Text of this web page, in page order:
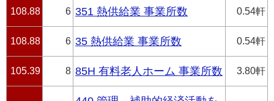
108.88 6 351 熱供給業 事業所数 0.54軒
108.88 6 35 熱供給業 事業所数 0.54軒
105.39 8 85H 有料老人ホーム 事業所数 3.80軒